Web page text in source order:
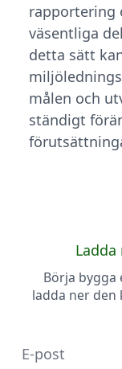
rapportering
väsentliga
detta sätt
målen och
ständigt
Börja
ladda ner